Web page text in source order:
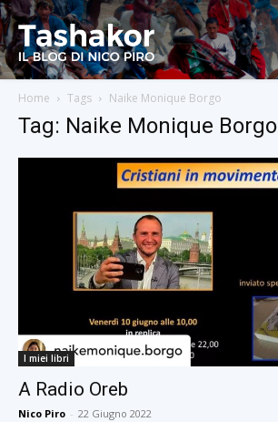
Home Tags Naike Monique Borgo
Tag: Naike Monique Borgo
I miei libri
A Radio Oreb
Nico Piro - 22 Giugno 2022